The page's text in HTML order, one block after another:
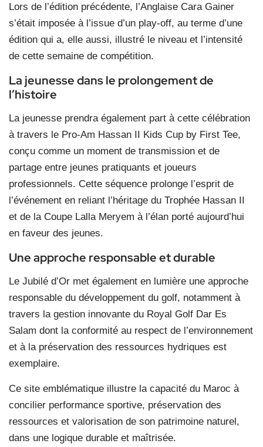
Lors de l’édition précédente, l’Anglaise Cara Gainer
s’était imposée à l’issue d’un play-off, au terme d’une
édition qui a, elle aussi, illustré le niveau et l’intensité
de cette semaine de compétition.
La jeunesse dans le prolongement de
l’histoire
La jeunesse prendra également part à cette célébration
à travers le Pro-Am Hassan II Kids Cup by First Tee,
conçu comme un moment de transmission et de
partage entre jeunes pratiquants et joueurs
professionnels. Cette séquence prolonge l’esprit de
l’événement en reliant l’héritage du Trophée Hassan II
et de la Coupe Lalla Meryem à l’élan porté aujourd’hui
en faveur des jeunes.
Une approche responsable et durable
Le Jubilé d’Or met également en lumière une approche
responsable du développement du golf, notamment à
travers la gestion innovante du Royal Golf Dar Es
Salam dont la conformité au respect de l’environnement
et à la préservation des ressources hydriques est
exemplaire.
Ce site emblématique illustre la capacité du Maroc à
concilier performance sportive, préservation des
ressources et valorisation de son patrimoine naturel,
dans une logique durable et maîtrisée.